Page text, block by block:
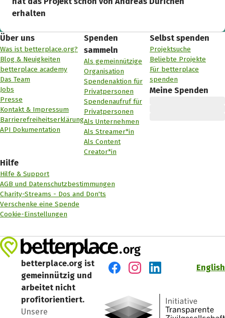
erhalten
Über uns
Was ist betterplace.org?
Blog & Neuigkeiten
betterplace academy
Das Team
Jobs
Presse
Kontakt & Impressum
Barrierefreiheitserklärung
API Dokumentation
Spenden
sammeln
Als gemeinnützige
Organisation
Spendenaktion für
Privatpersonen
Spendenaufruf für
Privatpersonen
Als Unternehmen
Als Streamer*in
Als Content
Creator*in
Selbst spenden
Projektsuche
Beliebte Projekte
Für betterplace
spenden
Meine Spenden
Hilfe
Hilfe & Support
AGB und Datenschutzbestimmungen
Charity-Streams - Dos and Don'ts
Verschenke eine Spende
Cookie-Einstellungen
betterplace.org ist
gemeinnützig und
arbeitet nicht
profitorientiert.
Unsere
English